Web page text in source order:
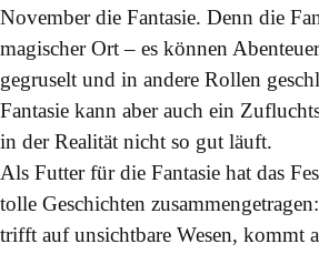
November die Fantasie. Denn die
magischer Ort – es können
gegruselt und in andere Rollen
Fantasie kann aber auch ein
in der Realität nicht so gut läuft.
Als Futter für die Fantasie hat das
tolle Geschichten
trifft auf unsichtbare Wesen, kommt